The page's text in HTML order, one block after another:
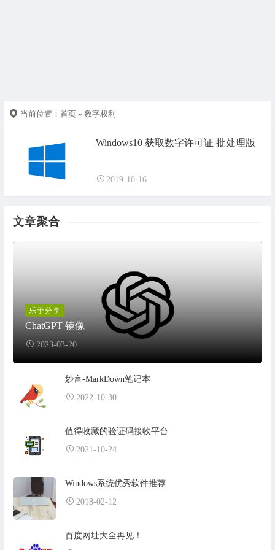
当前位置： 首页 » 数字权利
Windows10 获取数字许可证 批处理版
2019-10-16
文章聚合
乐于分享
ChatGPT 镜像
2023-03-20
妙言-MarkDown笔记本
2022-10-30
值得收藏的验证码接收平台
2021-10-24
Windows系统优秀软件推荐
2018-02-12
百度网址大全再见！